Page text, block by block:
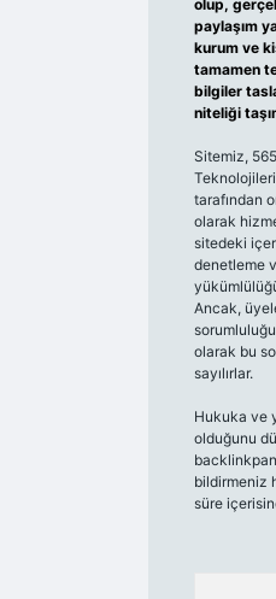
olup,
paylaşım
kurum ve
tamamen
bilgiler
niteliği
Sitemiz,
tarafından
olarak
sitedeki
denetleme
Ancak,
olarak bu
sayılırlar.
Hukuka ve
olduğunu
bildirmeniz
süre